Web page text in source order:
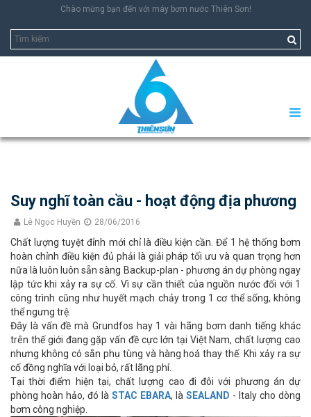
Chào mừng bạn đến với máy bơm nước Thiên Sơn!
Suy nghĩ toàn cầu - hoạt động địa phương
Lê Ngọc Huyền 28/06/2016
Chất lượng tuyệt đỉnh mới chỉ là điều kiện cần. Để 1 hệ thống bơm
hoàn chỉnh điều kiện đủ phải là giải pháp tối ưu và quan trọng hơn
nữa là luôn luôn sẵn sàng Backup-plan - phương án dự phòng ngay
lập tức khi xảy ra sự cố. Vì sự cần thiết của nguồn nước đối với 1
công trình cũng như huyết mạch chảy trong 1 cơ thể sống, không
thể ngưng trệ.
Đây là vấn đề mà Grundfos hay 1 vài hãng bơm danh tiếng khác
trên thế giới đang gặp vấn đề cực lớn tại Việt Nam, chất lượng cao
nhưng không có sẵn phụ tùng và hàng hoá thay thế. Khi xảy ra sự
cố đồng nghĩa với loại bỏ, rất lãng phí.
Tại thời điểm hiện tại, chất lượng cao đi đôi với phương án dự
phòng hoàn hảo, đó là STAC EBARA, là SEALAND - Italy cho dòng
bơm công nghiệp.